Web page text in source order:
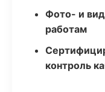
Фото- и
работам
контроль